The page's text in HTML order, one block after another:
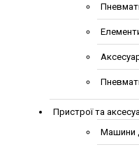
Пристрої та
Машини